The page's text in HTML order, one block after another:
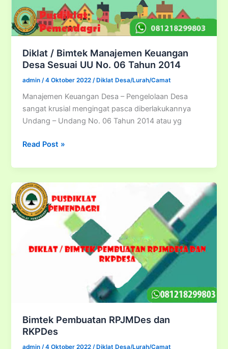
Diklat / Bimtek Manajemen Keuangan
Desa Sesuai UU No. 06 Tahun 2014
admin /4 Oktober 2022 /Diklat Desa/Lurah/Camat
Manajemen Keuangan Desa – Pengelolaan Desa
sangat krusial mengingat pasca diberlakukannya
Undang – Undang No. 06 Tahun 2014 atau yg
Diklat
Bimtek
Manajemen
Keuangan
Desa
Sesuai
06
Read Post »
Bimtek Pembuatan RPJMDes dan
RKPDes
admin /4 Oktober 2022 /Diklat Desa/Lurah/Camat